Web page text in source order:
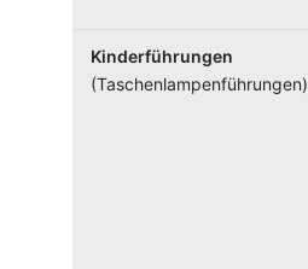
Kinderführungen
(Taschenlampenführungen)